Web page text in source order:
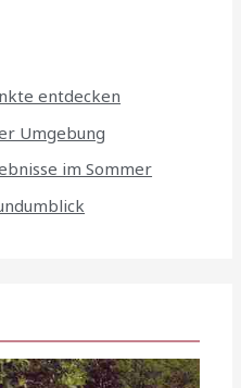
entdecken
Umgebung
im Sommer